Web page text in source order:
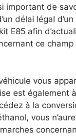
important de
délai légal
E85 afin
ce champ
vous
est également
à la
vous